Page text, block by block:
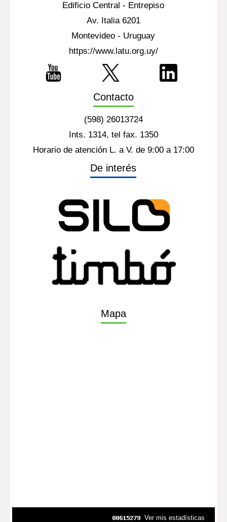
Edificio Central - Entrepiso
Av. Italia 6201
Montevideo - Uruguay
https://www.latu.org.uy/
Contacto
(598) 26013724
Ints. 1314, tel fax. 1350
Horario de atención L. a V. de 9:00 a 17:00
De interés
Mapa
Ver mis estadísticas